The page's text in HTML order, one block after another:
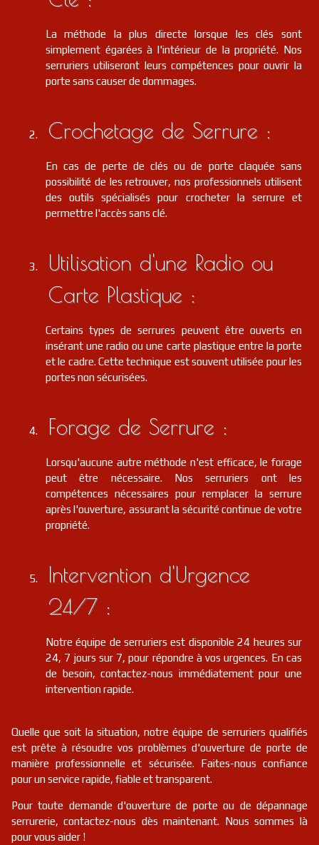
La méthode la plus directe lorsque les clés sont
simplement égarées à l'intérieur de la propriété. Nos
serruriers utiliseront leurs compétences pour ouvrir la
porte sans causer de dommages.
Crochetage de Serrure :
En cas de perte de clés ou de porte claquée sans
possibilité de les retrouver, nos professionnels utilisent
des outils spécialisés pour crocheter la serrure et
permettre l'accès sans clé.
Utilisation d'une Radio ou
Carte Plastique :
Certains types de serrures peuvent être ouverts en
insérant une radio ou une carte plastique entre la porte
et le cadre. Cette technique est souvent utilisée pour les
portes non sécurisées.
Forage de Serrure :
Lorsqu'aucune autre méthode n'est efficace, le forage
peut être nécessaire. Nos serruriers ont les
compétences nécessaires pour remplacer la serrure
après l'ouverture, assurant la sécurité continue de votre
propriété.
Intervention d'Urgence
24/7 :
Notre équipe de serruriers est disponible 24 heures sur
24, 7 jours sur 7, pour répondre à vos urgences. En cas
de besoin, contactez-nous immédiatement pour une
intervention rapide.
Quelle que soit la situation, notre équipe de serruriers qualifiés
est prête à résoudre vos problèmes d'ouverture de porte de
manière professionnelle et sécurisée. Faites-nous confiance
pour un service rapide, fiable et transparent.
Pour toute demande d'ouverture de porte ou de dépannage
serrurerie, contactez-nous dès maintenant. Nous sommes là
pour vous aider !